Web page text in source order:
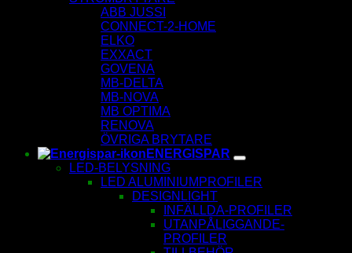
ABB JUSSI
CONNECT-2-HOME
ELKO
EXXACT
GOVENA
MB-DELTA
MB-NOVA
MB OPTIMA
RENOVA
ÖVRIGA BRYTARE
ENERGISPAR
LED-BELYSNING
LED ALUMINIUMPROFILER
DESIGNLIGHT
INFÄLLDA-PROFILER
UTANPÅLIGGANDE-
PROFILER